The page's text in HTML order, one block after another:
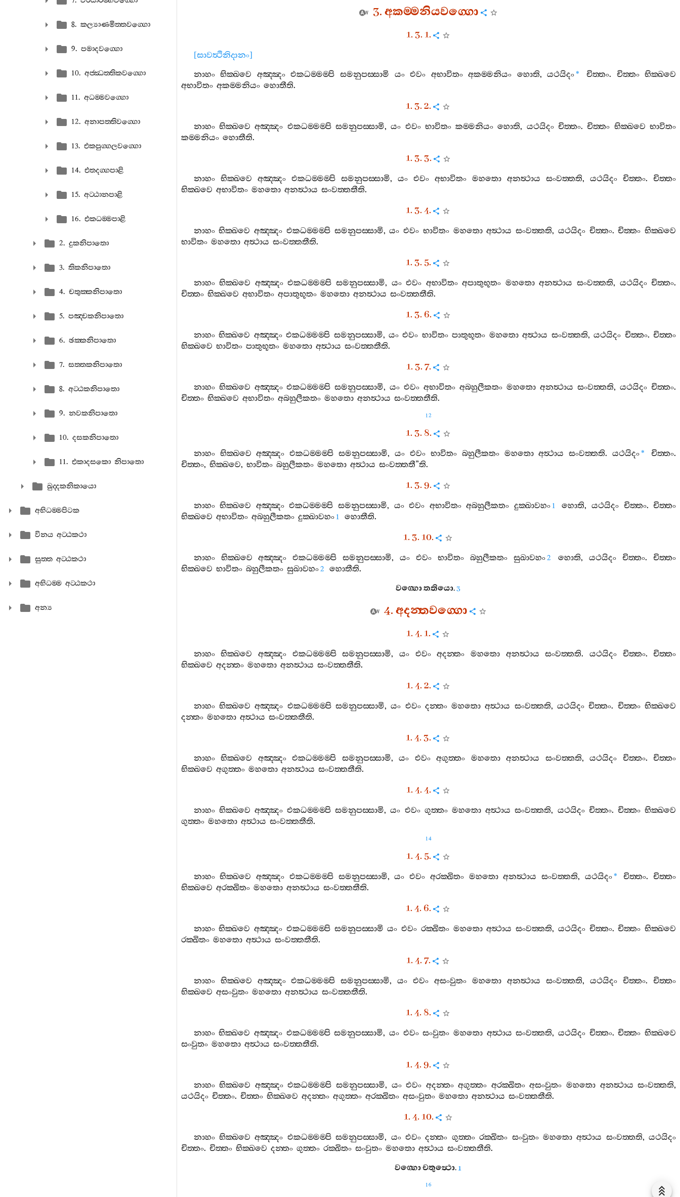
8. කල්‍යාණමිත‍්තවග‍්ගො
9. පමාදවග‍්ගො
10. අජ‍්ඣත‍්තිකවග‍්ගො
11. අධම‍්මවග‍්ගො
12. අනාපත‍්තිවග‍්ගො
13. එකපුග‍්ගලවග‍්ගො
14. එතදග‍්ගපාළි
15. අට‍්ඨානපාළි
16. එකධම‍්මපාළි
2. දුකනිපාතො
3. තිකනිපාතො
4. චතුක‍්කනිපාතො
5. පඤ‍්චකනිපාතො
6. ඡක‍්කනිපාතො
7. සත‍්තකනිපාතො
8. අට‍්ඨකනිපාතො
9. නවකනිපාතො
10. දසකනිපාතො
11. එකාදසකො නිපාතො
ඛුද‍්දකනිකායො
අභිධම‍්මපිටක
විනය අට‍්ඨකථා
සුත‍්ත අට‍්ඨකථා
අභිධම‍්ම අට‍්ඨකථා
අන්‍ය
3.අකම‍්මනියවග‍්ගො
1. 3. 1.
[සාවත්‍ථිනිදානං]
නාහං භික‍්ඛවෙ අඤ‍්ඤං එකධම‍්මම‍්පි සමනුපස‍්සාමි යං එවං අභාවිතං අකම‍්මනියං හොති,යථයිදං * චිත‍්තං. චිත‍්තං භික‍්ඛවෙ
අභාවිතං අකම‍්මනියං හොතීති.
1. 3. 2.
නාහං භික‍්ඛවෙ අඤ‍්ඤං එකධම‍්මම‍්පි සමනුපස‍්සාමි,යං එවං භාවිතං කම‍්මනියං හොති, යථයිදං චිත‍්තං.චිත‍්තං භික‍්ඛවෙ භාවිතං
කම‍්මනියං හොතීති.
1. 3. 3.
නාහං භික‍්ඛවෙ අඤ‍්ඤං එකධම‍්මම‍්පි සමනුපස‍්සාමි, යං එවං අභාවිතං මහතො අනත්‍ථාය සංවත‍්තති, යථයිදං චිත‍්තං.චිත‍්තං
භික‍්ඛවෙ අභාවිතං මහතො අනත්‍ථාය සංවත‍්තතීති.
1. 3. 4.
නාහං භික‍්ඛවෙ අඤ‍්ඤං එකධම‍්මම‍්පි සමනුපස‍්සාමි,යං එවං භාවිතං මහතො අත්‍ථාය සංවත‍්තති, යථයිදං චිත‍්තං.චිත‍්තං භික‍්ඛවෙ
භාවිතං මහතො අත්‍ථාය සංවත‍්තතීති.
1. 3. 5.
නාහං භික‍්ඛවෙ අඤ‍්ඤං එකධම‍්මම‍්පි සමනුපස‍්සාමි, යං එවං අභාවිතං අපාතුභූතං මහතො අනත්‍ථාය සංවත‍්තති, යථයිදං චිත‍්තං.
චිත‍්තං භික‍්ඛවෙ අභාවිතං අපාතුභූතං මහතො අනත්‍ථාය සංවත‍්තතීති.
1. 3. 6.
නාහං භික‍්ඛවෙ අඤ‍්ඤං එකධම‍්මම‍්පි සමනුපස‍්සාමි, යං එවං භාවිතං පාතුභූතං මහතො අත්‍ථාය සංවත‍්තති,යථයිදං චිත‍්තං.චිත‍්තං
භික‍්ඛවෙ භාවිතං පාතුභූතං මහතො අත්‍ථාය සංවත‍්තතීති.
1. 3. 7.
නාහං භික‍්ඛවෙ අඤ‍්ඤං එකධම‍්මම‍්පි සමනුපස‍්සාමි,යං එවං අභාවිතං අබහුලීකතං මහතො අනත්‍ථාය සංවත‍්තති,යථයිදං චිත‍්තං.
චිත‍්තං භික‍්ඛවෙ අභාවිතං අබහුලීකතං මහතො අනත්‍ථාය සංවත‍්තතීති.
12
1. 3. 8.
නාහං භික‍්ඛවෙ අඤ‍්ඤං එකධම‍්මම‍්පි සමනුපස‍්සාමි, යං එවං භාවිතං බහුලීකතං මහතො අත්‍ථාය සංවත‍්තති.යථයිදං* චිත‍්තං.
චිත‍්තං, භික‍්ඛවෙ, භාවිතං බහුලීකතං මහතො අත්‍ථාය සංවත‍්තතී”ති.
1. 3. 9.
නාහං භික‍්ඛවෙ අඤ‍්ඤං එකධම‍්මම‍්පි සමනුපස‍්සාමි, යං එවං අභාවිතං අබහුලීකතං දුක‍්ඛාවහං 1 හොති, යථයිදං චිත‍්තං.චිත‍්තං
භික‍්ඛවෙ අභාවිතං අබහුලීකතං දුක‍්ඛාවහං 1 හොතීති.
1. 3. 10.
නාහං භික‍්ඛවෙ අඤ‍්ඤං එකධම‍්මම‍්පි සමනුපස‍්සාමි, යං එවං භාවිතං බහුලීකතං සුඛාවහං 2 හොති,යථයිදං චිත‍්තං. චිත‍්තං
භික‍්ඛවෙ භාවිතං බහුලීකතං සුඛාවහං2 හොතීති.
වග‍්ගොතතියො.3
4.අදන‍්තවග‍්ගො
1. 4. 1.
නාහං භික‍්ඛවෙ අඤ‍්ඤං එකධම‍්මම‍්පි සමනුපස‍්සාමි, යං එවං අදන‍්තං මහතො අනත්‍ථාය සංවත‍්තති. යථයිදං චිත‍්තං.චිත‍්තං
භික‍්ඛවෙ අදන‍්තං මහතො අනත්‍ථාය සංවත‍්තතීති.
1. 4. 2.
නාහං භික‍්ඛවෙ අඤ‍්ඤං එකධම‍්මම‍්පි සමනුපස‍්සාමි,යං එවං දන‍්තං මහතො අත්‍ථාය සංවත‍්තති,යථයිදං චිත‍්තං. චිත‍්තං භික‍්ඛවෙ
දන‍්තං මහතො අත්‍ථාය සංවත‍්තතීති.
1. 4. 3.
නාහං භික‍්ඛවෙ අඤ‍්ඤං එකධම‍්මම‍්පි සමනුපස‍්සාමි,යං එවං අගුත‍්තං මහතො අනත්‍ථාය සංවත‍්තති,යථයිදං චිත‍්තං.චිත‍්තං
භික‍්ඛවෙ අගුත‍්තං මහතො අනත්‍ථාය සංවත‍්තතීති.
1. 4. 4.
නාහං භික‍්ඛවෙ අඤ‍්ඤං එකධම‍්මම‍්පි සමනුපස‍්සාමි,යං එවං ගුත‍්තං මහතො අත්‍ථාය සංවත‍්තති, යථයිදං චිත‍්තං. චිත‍්තං භික‍්ඛවෙ
ගුත‍්තං මහතො අත්‍ථාය සංවත‍්තතීති.
14
1. 4. 5.
නාහං භික‍්ඛවෙ අඤ‍්ඤං එකධම‍්මම‍්පි සමනුපස‍්සාමි,යං එවං අරක‍්ඛිතං මහතො අනත්‍ථාය සංවත‍්තති, යථයිදං* චිත‍්තං.චිත‍්තං
භික‍්ඛවෙ අරක‍්ඛිතං මහතො අනත්‍ථාය සංවත‍්තතීති.
1. 4. 6.
නාහං භික‍්ඛවෙ අඤ‍්ඤං එකධම‍්මම‍්පි සමනුපස‍්සාමි යං එවං රක‍්ඛිතං මහතො අත්‍ථාය සංවත‍්තති, යථයිදං චිත‍්තං.චිත‍්තං භික‍්ඛවෙ
රක‍්ඛිතං මහතො අත්‍ථාය සංවත‍්තතීති.
1. 4. 7.
නාහං භික‍්ඛවෙ අඤ‍්ඤං එකධම‍්මම‍්පි සමනුපස‍්සාමි,යං එවං අසංවුතං මහතො අනත්‍ථාය සංවත‍්තති,යථයිදං චිත‍්තං.චිත‍්තං
භික‍්ඛවෙ අසංවුතං මහතො අනත්‍ථාය සංවත‍්තතීති.
1. 4. 8.
නාහං භික‍්ඛවෙ අඤ‍්ඤං එකධම‍්මම‍්පි සමනුපස‍්සාමි, යං එවං සංවුතං මහතො අත්‍ථාය සංවත‍්තති,යථයිදං චිත‍්තං.චිත‍්තං භික‍්ඛවෙ
සංවුතං මහතො අත්‍ථාය සංවත‍්තතීති.
1. 4. 9.
නාහං භික‍්ඛවෙ අඤ‍්ඤං එකධම‍්මම‍්පි සමනුපස‍්සාමි, යං එවං අදන‍්තං අගුත‍්තං අරක‍්ඛිතං අසංවුතං මහතො අනත්‍ථාය සංවත‍්තති,
යථයිදං චිත‍්තං. චිත‍්තං භික‍්ඛවෙ අදන‍්තං අගුත‍්තං අරක‍්ඛිතං අසංවුතං මහතො අනත්‍ථාය සංවත‍්තතීති.
1. 4. 10.
නාහං භික‍්ඛවෙ අඤ‍්ඤං එකධම‍්මම‍්පි සමනුපස‍්සාමි, යං එවං දන‍්තං ගුත‍්තං රක‍්ඛිතං සංවුතං මහතො අත්‍ථාය සංවත‍්තති,යථයිදං
චිත‍්තං. චිත‍්තං භික‍්ඛවෙ දන‍්තං ගුත‍්තං රක‍්ඛිතං සංවුතං මහතො අත්‍ථාය සංවත‍්තතීති.
වග‍්ගොචතුත්‍ථො.1
16